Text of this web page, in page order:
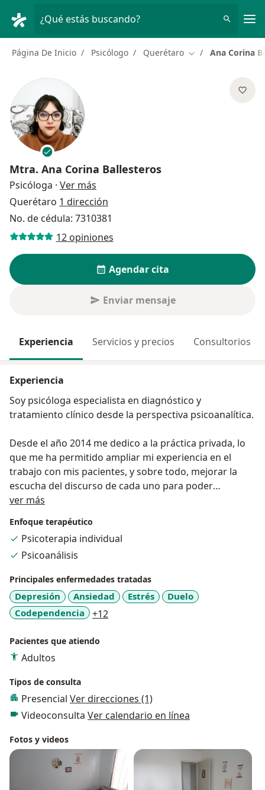
¿Qué estás buscando?
Página De Inicio Psicólogo Querétaro Cambiar de ciudad
Ana Corina
Mtra. Ana Corina Ballesteros
Psicóloga · Ver más
Querétaro 1 dirección
No. de cédula: 7310381
12 opiniones
Agendar cita
Enviar mensaje
Experiencia Servicios y precios Consultorios
Experiencia
Soy psicóloga especialista en diagnóstico y
tratamiento clínico desde la perspectiva psicoanalítica.
Desde el año 2014 me dedico a la práctica privada, lo
que me ha permitido ampliar mi experiencia en el
trabajo con mis pacientes, y sobre todo, mejorar la
escucha del discurso de cada uno para poder
acompañarlo en su proceso.
ver más
Enfoque terapéutico
Psicoterapia individual
Psicoanálisis
Principales enfermedades tratadas
Depresión Ansiedad Estrés
Duelo
Codependencia
+12
Pacientes que atiendo
Adultos
Tipos de consulta
Presencial Ver direcciones (1)
Videoconsulta Ver calendario en línea
Fotos y videos